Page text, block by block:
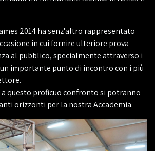
2014 ha senz'altro rappresentato
in cui fornire ulteriore prova
al pubblico, specialmente attraverso i
importante punto di incontro con i più
questo proficuo confronto si potranno
orizzonti per la nostra Accademia.